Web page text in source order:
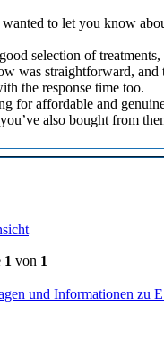
to let you know
selection of
was straightforward,
the response time too.
for affordable and
also bought from
1 von 1
und Informationen zu